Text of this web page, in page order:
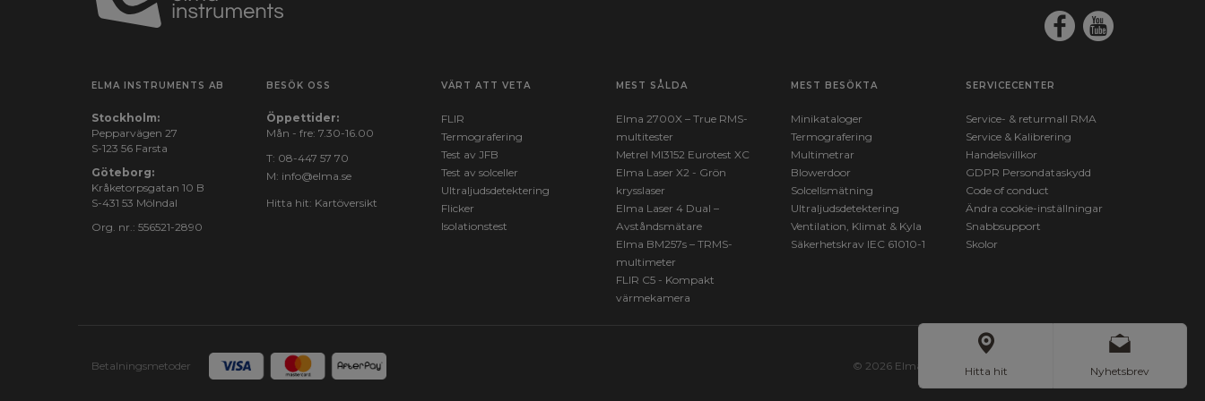
ELMA INSTRUMENTS AB
Stockholm:
Pepparvägen 27
S-123 56 Farsta
Göteborg:
Kråketorpsgatan 10 B
S-431 53 Mölndal
Org. nr.: 556521-2890
BESÖK OSS
Öppettider:
Mån - fre: 7.30-16.00
T: 08-447 57 70
M: info@elma.se
Hitta hit: Kartöversikt
VÄRT ATT VETA
FLIR
Termografering
Test av JFB
Test av solceller
Ultraljudsdetektering
Flicker
Isolationstest
MEST SÅLDA
Elma 2700X – True RMS-
multitester
Metrel MI3152 Eurotest XC
Elma Laser X2 - Grön
krysslaser
Elma Laser 4 Dual –
Avståndsmätare
Elma BM257s – TRMS-
multimeter
FLIR C5 - Kompakt
värmekamera
MEST BESÖKTA
Minikataloger
Termografering
Multimetrar
Blowerdoor
Solcellsmätning
Ultraljudsdetektering
Ventilation, Klimat & Kyla
Säkerhetskrav IEC 61010-1
SERVICECENTER
Service- & returmall RMA
Service & Kalibrering
Handelsvillkor
GDPR Persondataskydd
Code of conduct
Ändra cookie-inställningar
Snabbsupport
Skolor
Betalningsmetoder © 2026 Elma Instruments. All Rights Reserved.
Hitta hit Nyhetsbrev